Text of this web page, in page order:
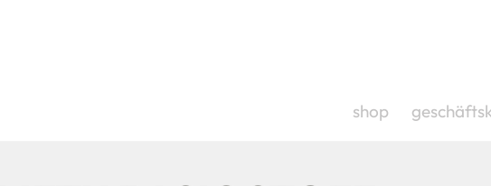
- DIE STROMLOSE
shop